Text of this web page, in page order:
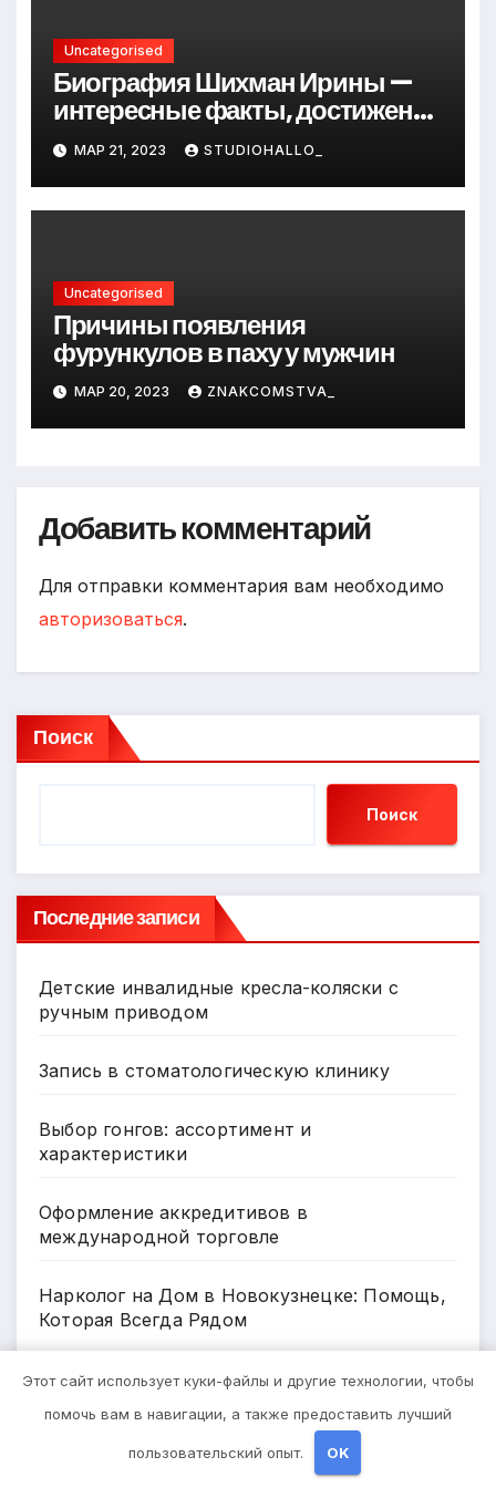
Uncategorised
Биография Шихман Ирины —
интересные факты, достижения
и путь к успеху
МАР 21, 2023 STUDIOHALLO_
Uncategorised
Причины появления
фурункулов в паху у мужчин
МАР 20, 2023 ZNAKCOMSTVA_
Добавить комментарий
Для отправки комментария вам необходимо
авторизоваться.
Поиск
Поиск
Последние записи
Детские инвалидные кресла-коляски с
ручным приводом
Запись в стоматологическую клинику
Выбор гонгов: ассортимент и
характеристики
Оформление аккредитивов в
международной торговле
Нарколог на Дом в Новокузнецке: Помощь,
Которая Всегда Рядом
Этот сайт использует куки-файлы и другие технологии, чтобы
помочь вам в навигации, а также предоставить лучший
пользовательский опыт. OK